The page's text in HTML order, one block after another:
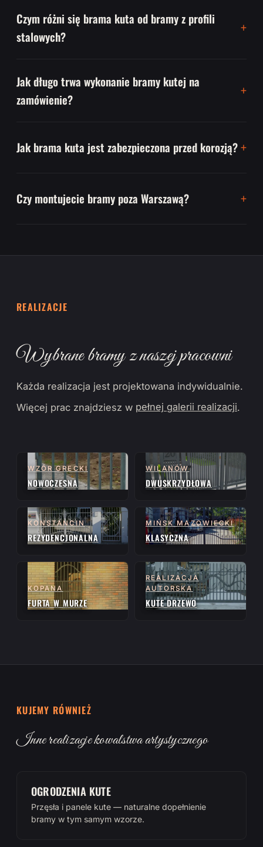
Czym różni się brama kuta od bramy z profili
stalowych?
Jak długo trwa wykonanie bramy kutej na
zamówienie?
Jak brama kuta jest zabezpieczona przed korozją?
Czy montujecie bramy poza Warszawą?
REALIZACJE
Wybrane bramy z naszej pracowni
Każda realizacja jest projektowana indywidualnie.
Więcej prac znajdziesz w pełnej galerii realizacji.
WZÓR GRECKI
NOWOCZESNA
WILANÓW
DWUSKRZYDŁOWA
KONSTANCIN
REZYDENCJONALNA
MIŃSK MAZOWIECKI
KLASYCZNA
KOPANA
FURTA W MURZE
REALIZACJA
AUTORSKA
KUTE DRZEWO
KUJEMY RÓWNIEŻ
Inne realizacje kowalstwa artystycznego
OGRODZENIA KUTE
Przęsła i panele kute — naturalne dopełnienie
bramy w tym samym wzorze.